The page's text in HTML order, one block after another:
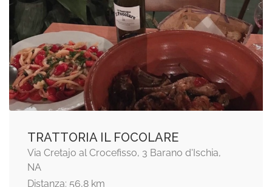
TRATTORIA IL FOCOLARE
Via Cretajo al Crocefisso, 3 Barano d'Ischia,
NA
Distanza: 56,8 km